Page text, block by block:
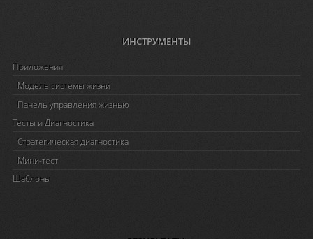
ИНСТРУМЕНТЫ
Приложения
Модель системы жизни
Панель управления жизнью
Тесты и Диагностика
Стратегическая диагностика
Мини-тест
Шаблоны